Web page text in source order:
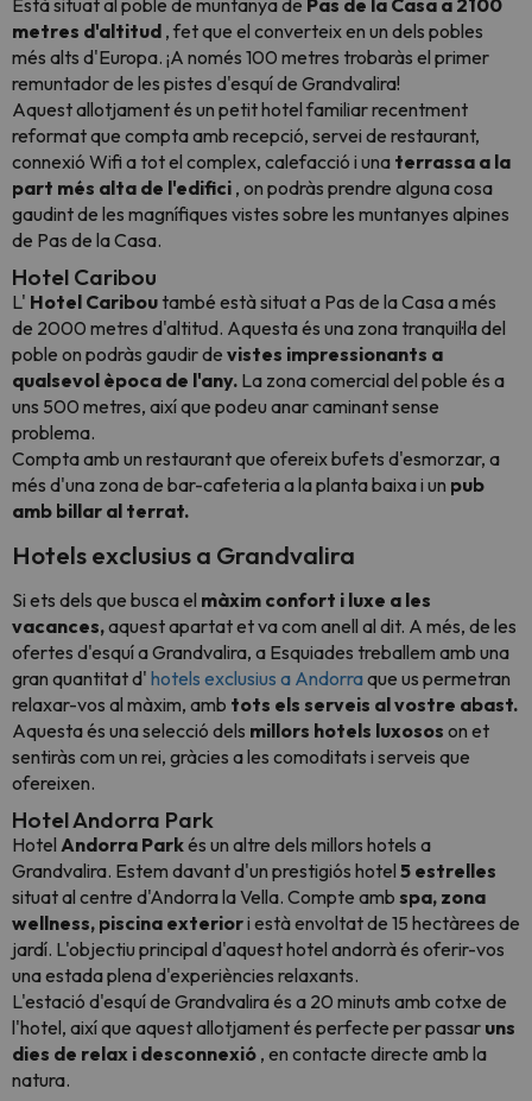
Està situat al poble de muntanya de Pas de la Casa a 2100
metres d'altitud , fet que el converteix en un dels pobles
més alts d'Europa. ¡A només 100 metres trobaràs el primer
remuntador de les pistes d'esquí de Grandvalira!
Aquest allotjament és un petit hotel familiar recentment
reformat que compta amb recepció, servei de restaurant,
connexió Wifi a tot el complex, calefacció i una terrassa a la
part més alta de l'edifici , on podràs prendre alguna cosa
gaudint de les magnífiques vistes sobre les muntanyes alpines
de Pas de la Casa.
Hotel Caribou
L' Hotel Caribou també està situat a Pas de la Casa a més
de 2000 metres d'altitud. Aquesta és una zona tranquil·la del
poble on podràs gaudir de vistes impressionants a
qualsevol època de l'any. La zona comercial del poble és a
uns 500 metres, així que podeu anar caminant sense
problema.
Compta amb un restaurant que ofereix bufets d'esmorzar, a
més d'una zona de bar-cafeteria a la planta baixa i un pub
amb billar al terrat.
Hotels exclusius a Grandvalira
Si ets dels que busca el màxim confort i luxe a les
vacances,aquest apartat et va com anell al dit. A més, de les
ofertes d'esquí a Grandvalira, a Esquiades treballem amb una
gran quantitat d' hotels exclusius a Andorraque us permetran
relaxar-vos al màxim, amb tots els serveis al vostre abast.
Aquesta és una selecció dels millors hotels luxosos on et
sentiràs com un rei, gràcies a les comoditats i serveis que
ofereixen.
Hotel Andorra Park
Hotel Andorra Parkés un altre dels millors hotels a
Grandvalira. Estem davant d'un prestigiós hotel 5 estrelles
situat al centre d'Andorra la Vella. Compte amb spa, zona
wellness, piscina exteriori està envoltat de 15 hectàrees de
jardí. L'objectiu principal d'aquest hotel andorrà és oferir-vos
una estada plena d'experiències relaxants.
L'estació d'esquí de Grandvalira és a 20 minuts amb cotxe de
l'hotel, així que aquest allotjament és perfecte per passar uns
dies de relax i desconnexió , en contacte directe amb la
natura.